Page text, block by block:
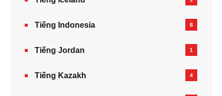
Tiếng Indonesia 8
Tiếng Jordan 1
Tiếng Kazakh‎ 4